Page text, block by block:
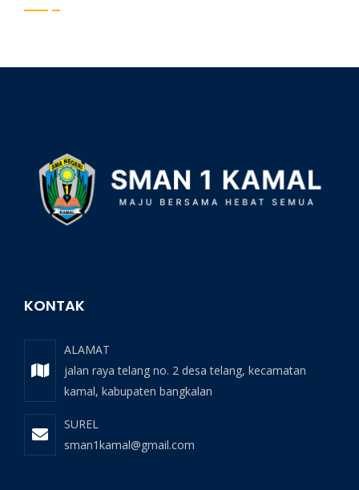
KONTAK
ALAMAT
jalan raya telang no. 2 desa telang, kecamatan
kamal, kabupaten bangkalan
SUREL
sman1kamal@gmail.com